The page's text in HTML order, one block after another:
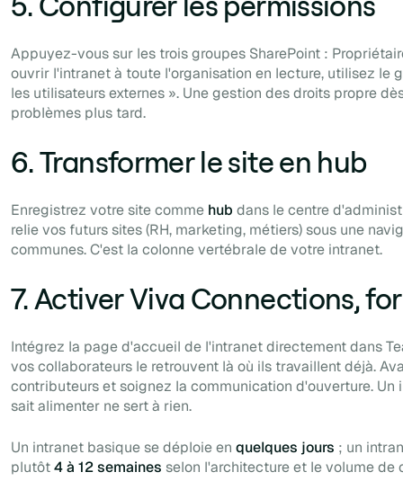
Appuyez-vous sur les trois groupes SharePoint :
ouvrir l'intranet à toute l'organisation en lecture, utilisez le
les utilisateurs externes ». Une gestion des droits propre
problèmes plus tard.
6. Transformer le site en hub
Enregistrez votre site comme hub dans le centre
relie vos futurs sites (RH, marketing, métiers) sous une
communes. C'est la colonne vertébrale de votre intranet.
7. Activer Viva Connections,
Intégrez la page d'accueil de l'intranet directement dans
vos collaborateurs le retrouvent là où ils travaillent déjà.
contributeurs et soignez la communication d'ouverture. Un
sait alimenter ne sert à rien.
Un intranet basique se déploie en quelques jours ; un
plutôt4 à 12 semaines selon l'architecture et le volume de